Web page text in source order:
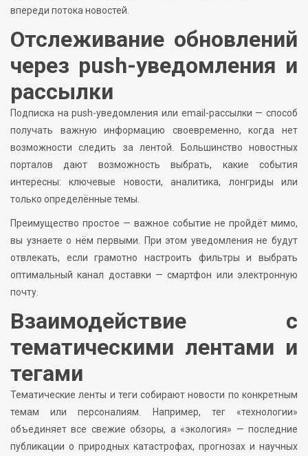
впереди потока новостей.
Отслеживание обновлений
через push-уведомления и
рассылки
Подписка на push-уведомления или email-рассылки — способ
получать важную информацию своевременно, когда нет
возможности следить за лентой. Большинство новостных
порталов дают возможность выбрать, какие события
интересны: ключевые новости, аналитика, лонгриды или
только определённые темы.
Преимущество простое — важное событие не пройдёт мимо,
вы узнаете о нём первыми. При этом уведомления не будут
отвлекать, если грамотно настроить фильтры и выбрать
оптимальный канал доставки — смартфон или электронную
почту.
Взаимодействие с
тематическими лентами и
тегами
Тематические ленты и теги собирают новости по конкретным
темам или персоналиям. Например, тег «технологии»
объединяет все свежие обзоры, а «экология» — последние
публикации о природных катастрофах, прогнозах и научных